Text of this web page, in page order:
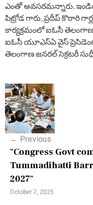
ఎంతో అవసరమన్నారు.
పిట్రోడ గారు, ప్రదీప్ కొఠారి
కార్యక్రమంలో ఐఓసీ తెలంగాణ
ఐఓసీ యూఎస్ఏ వైస్
తెలంగాణ జనరల్ సెక్రటరీ
P
o
s
n
a
← Previous
"Congress Govt
Tummadihatti
2027"
October 7, 2025